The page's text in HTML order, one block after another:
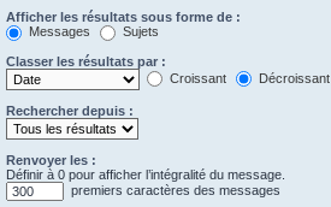
Afficher les résultats sous forme de :
Messages
Sujets
Classer les résultats par :
Croissant
Décroissant
Rechercher depuis :
Renvoyer les :
Définir à 0 pour afficher l’intégralité du message.
premiers caractères des messages